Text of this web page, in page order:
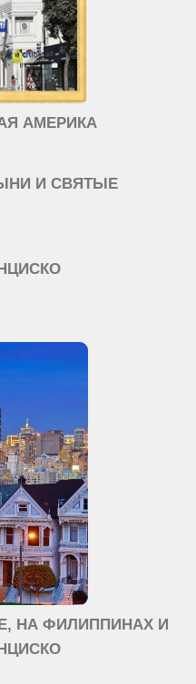
АМЕРИКА
И СВЯТЫЕ
НА ФИЛИППИНАХ И